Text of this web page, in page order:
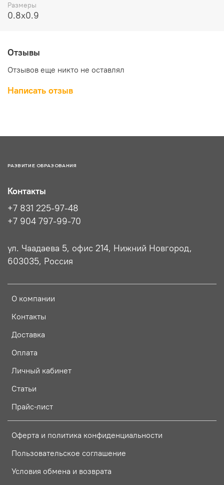
Размеры
0.8x0.9
Отзывы
Отзывов еще никто не оставлял
Написать отзыв
РАЗВИТИЕ ОБРАЗОВАНИЯ
О компании
Контакты
Доставка
Оплата
Личный кабинет
Статьи
Прайс-лист
Оферта и политика конфиденциальности
Пользовательское соглашение
Условия обмена и возврата
Контакты
+7 831 225-97-48
+7 904 797-99-70
ул. Чаадаева 5, офис 214, Нижний Новгород,
603035, Россия